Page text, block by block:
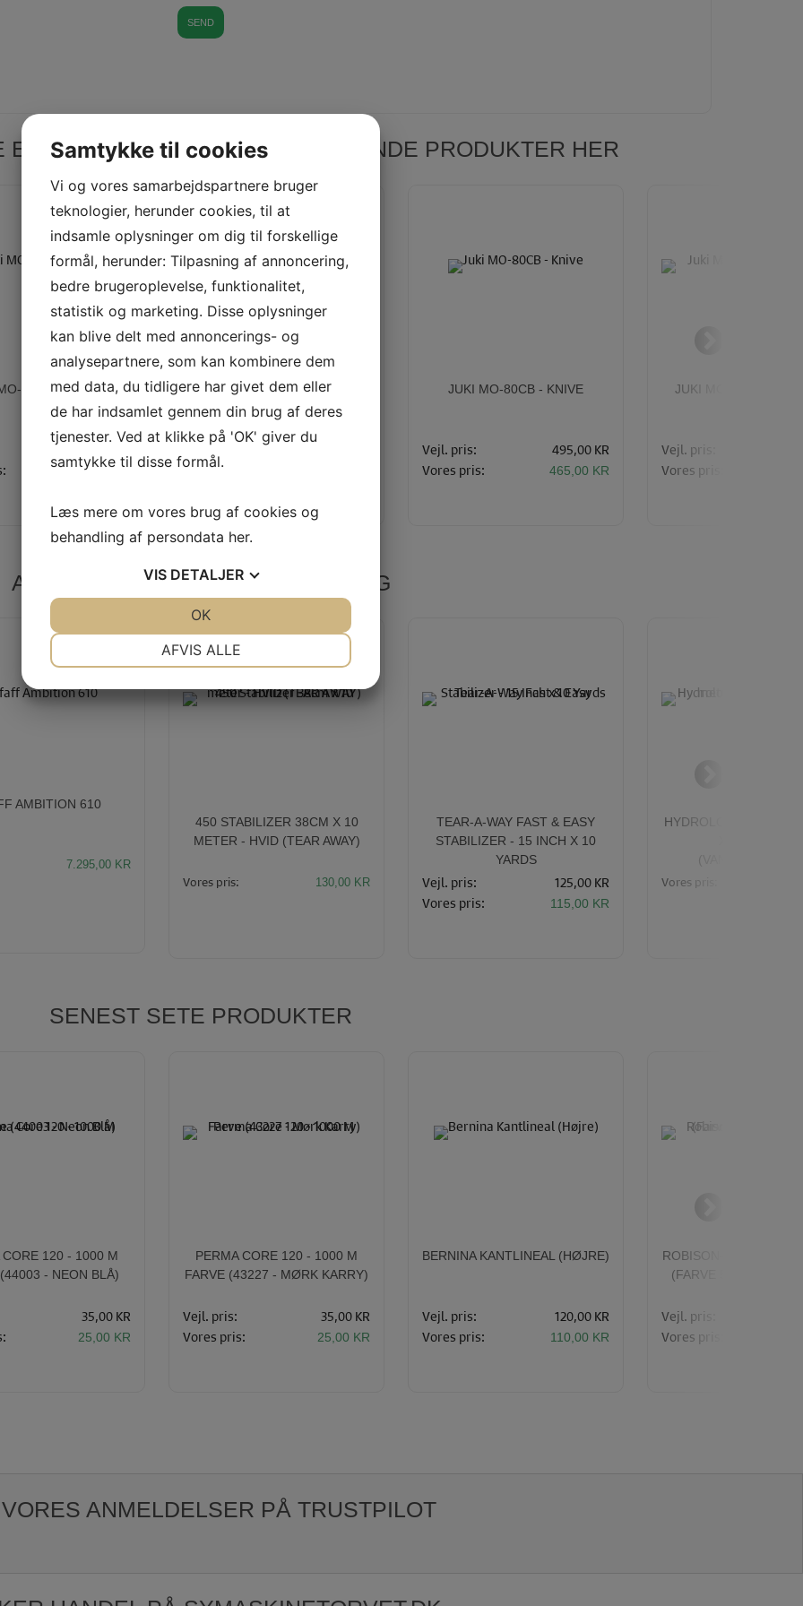
EFTER, SE VORES ANDRE LIGNENDE PRODUKTER HER
734DE - KNIVE
495,00 KR
465,00 KR
JUKI MO-50EN - KNIVE
Vejl. pris:
Vores pris:
JUKI MO-80CB - KNIVE
Vejl. pris:
495,00 KR
Vores pris:
465,00 KR
JUKI MO-1000 & MO-
Vejl. pris:
Vores pris:
ANBEFALEDE PRODUKTER TIL DIG
AMBITION 610
7.295,00 KR
450 STABILIZER 38CM X 10
METER - HVID (TEAR AWAY)
Vores pris: 130,00 KR
TEAR-A-WAY FAST & EASY
STABILIZER - 15 INCH X 10
YARDS
Vejl. pris:
125,00 KR
Vores pris:
115,00 KR
HYDROLON
Vores pris:
SENEST SETE PRODUKTER
CORE 120 - 1000 M
- NEON BLÅ)
35,00 KR
25,00 KR
PERMA CORE 120 - 1000 M
FARVE (43227 - MØRK KARRY)
Vejl. pris:
35,00 KR
Vores pris:
25,00 KR
BERNINA KANTLINEAL (HØJRE)
Vejl. pris:
120,00 KR
Vores pris:
110,00 KR
ROBISON-ANTON
(FARVE 5733) -
Vejl. pris:
Vores pris:
ANMELDELSER PÅ TRUSTPILOT
Samtykke til cookies
Vi og vores samarbejdspartnere bruger
teknologier, herunder cookies, til at
indsamle oplysninger om dig til forskellige
formål, herunder: Tilpasning af annoncering,
bedre brugeroplevelse, funktionalitet,
statistik og marketing. Disse oplysninger
kan blive delt med annoncerings- og
analysepartnere, som kan kombinere dem
med data, du tidligere har givet dem eller
de har indsamlet gennem din brug af deres
tjenester. Ved at klikke på 'OK' giver du
samtykke til disse formål.
Læs mere om vores brug af cookies og
behandling af persondata her.
VIS DETALJER
AFVIS ALLE
OK